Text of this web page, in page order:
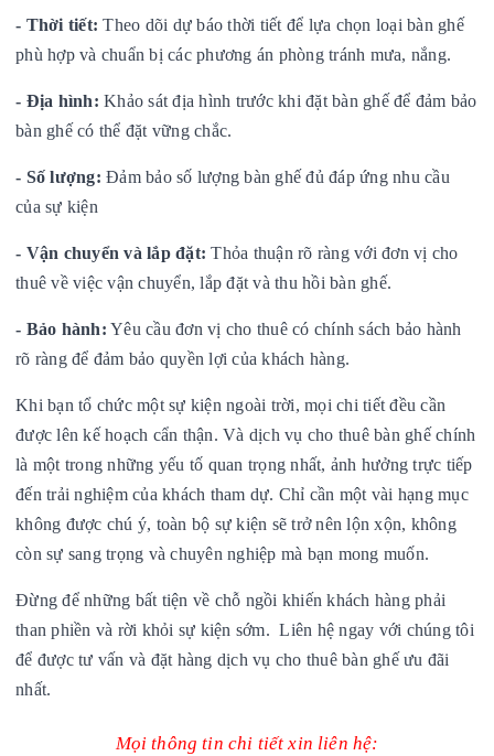
- Thời tiết: Theo dõi dự báo thời tiết để lựa chọn loại bàn ghế
phù hợp và chuẩn bị các phương án phòng tránh mưa, nắng.
- Địa hình: Khảo sát địa hình trước khi đặt bàn ghế để đảm bảo
bàn ghế có thể đặt vững chắc.
- Số lượng: Đảm bảo số lượng bàn ghế đủ đáp ứng nhu cầu
của sự kiện
- Vận chuyển và lắp đặt: Thỏa thuận rõ ràng với đơn vị cho
thuê về việc vận chuyển, lắp đặt và thu hồi bàn ghế.
- Bảo hành: Yêu cầu đơn vị cho thuê có chính sách bảo hành
rõ ràng để đảm bảo quyền lợi của khách hàng.
Khi bạn tổ chức một sự kiện ngoài trời, mọi chi tiết đều cần
được lên kế hoạch cẩn thận. Và dịch vụ cho thuê bàn ghế chính
là một trong những yếu tố quan trọng nhất, ảnh hưởng trực tiếp
đến trải nghiệm của khách tham dự. Chỉ cần một vài hạng mục
không được chú ý, toàn bộ sự kiện sẽ trở nên lộn xộn, không
còn sự sang trọng và chuyên nghiệp mà bạn mong muốn.
Đừng để những bất tiện về chỗ ngồi khiến khách hàng phải
than phiền và rời khỏi sự kiện sớm. Liên hệ ngay với chúng tôi
để được tư vấn và đặt hàng dịch vụ cho thuê bàn ghế ưu đãi
nhất.
Mọi thông tin chi tiết xin liên hệ: